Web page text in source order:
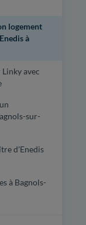
logement
à
avec
sur-
d'Enedis
à Bagnols-